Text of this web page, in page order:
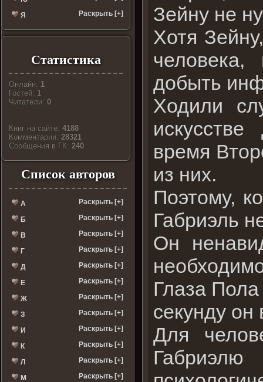
Я Раскрыть [+]
Статистика
Онлайн: 1
Гостей: 1
Читатели:0
Книг на сайте:4188
Комментарии:28321
Cообщения в ГК:240
Список авторов
А Раскрыть [+]
Б Раскрыть [+]
В Раскрыть [+]
Г Раскрыть [+]
Д Раскрыть [+]
Е Раскрыть [+]
Ж Раскрыть [+]
З Раскрыть [+]
И Раскрыть [+]
К Раскрыть [+]
Л Раскрыть [+]
М Раскрыть [+]
Зейну не
Хотя
добыть
Ходили
время
из них.
Поэтому,
Габриэль
Он
Глаза Пола
секунду он
Для